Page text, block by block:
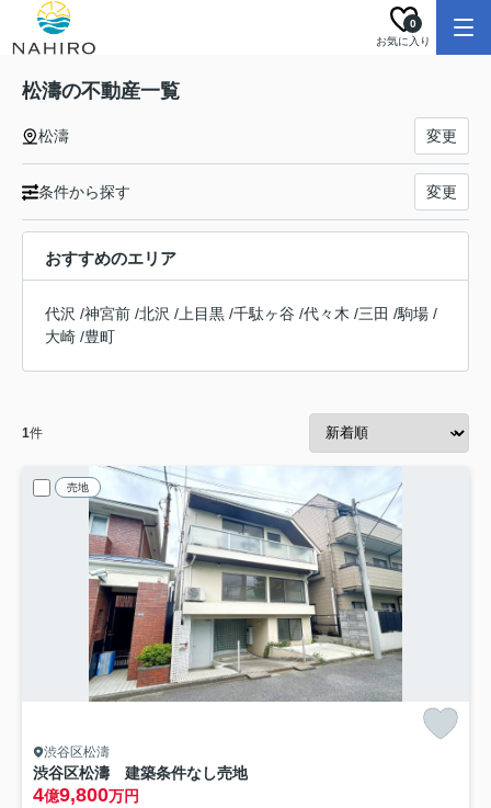
お気に入り
0
松濤の不動産一覧
松濤 変更
条件から探す 変更
おすすめのエリア
代沢 /神宮前 /北沢 / 上目黒 /千駄ヶ谷 /代々木 /三田 /駒場 /
大崎 /豊町
1件
売地
渋谷区松濤
渋谷区松濤 建築条件なし売地
4億9,800万円